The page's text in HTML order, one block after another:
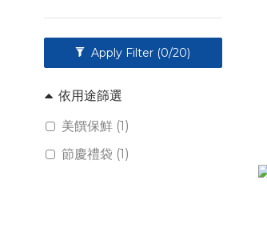
Apply Filter (0/20)
依用途篩選
美饌保鮮 (1)
節慶禮袋 (1)